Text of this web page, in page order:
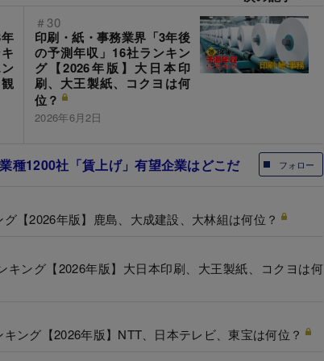
＃30
印刷・紙・事務業界「3年後
の予測年収」16社ランキン
グ【2026年版】大日本印
刷、大王製紙、コクヨは何
位？
2026年6月2日
フォロー
種1200社「賃上げ」有望企業はどこだ
【2026年版】鹿島、大成建設、大林組は何位？
ング【2026年版】大日本印刷、大王製紙、コクヨは何
ング【2026年版】NTT、日本テレビ、東宝は何位？